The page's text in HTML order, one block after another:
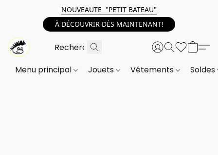
NOUVEAUTE "PETIT BATEAU"
À DÉCOUVRIR DÈS MAINTENANT!
Menu principal Jouets Vêtements Soldes